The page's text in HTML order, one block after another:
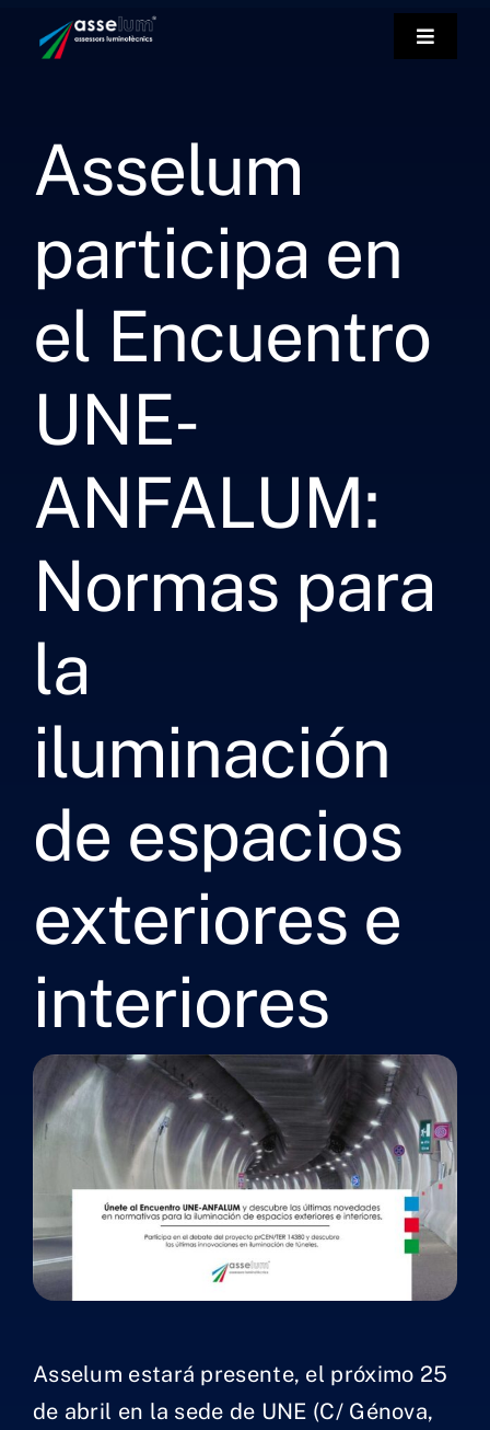
Toggle
Asselum
participa en
el Encuentro
UNE-
ANFALUM:
Normas para
la
iluminación
de espacios
exteriores e
interiores
Asselum estará presente, el próximo 25
de abril en la sede de UNE (C/ Génova,